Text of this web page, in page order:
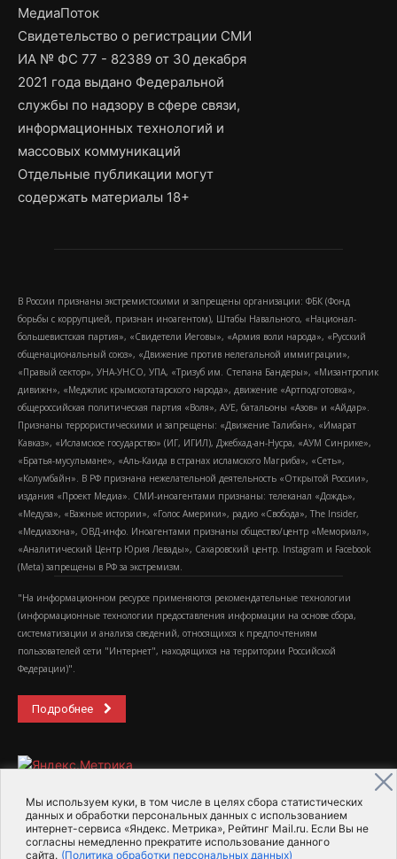
Мы используем куки, в том числе в целях сбора статистических
данных и обработки персональных данных с использованием
интернет-сервиса «Яндекс. Метрика», Рейтинг Mail.ru. Если Вы не
согласны немедленно прекратите использование данного
сайта. (Политика обработки персональных данных)
МедиаПоток
Свидетельство о регистрации СМИ
ИА № ФС 77 - 82389 от 30 декабря
2021 года выдано Федеральной
службы по надзору в сфере связи,
информационных технологий и
массовых коммуникаций
Отдельные публикации могут
содержать материалы 18+
В России признаны экстремистскими и запрещены организации: ФБК (Фонд
борьбы с коррупцией, признан иноагентом), Штабы Навального, «Национал-
большевистская партия», «Свидетели Иеговы», «Армия воли народа», «Русский
общенациональный союз», «Движение против нелегальной иммиграции»,
«Правый сектор», УНА-УНСО, УПА, «Тризуб им. Степана Бандеры», «Мизантропик
дивижн», «Меджлис крымскотатарского народа», движение «Артподготовка»,
общероссийская политическая партия «Воля», АУЕ, батальоны «Азов» и «Айдар».
Признаны террористическими и запрещены: «Движение Талибан», «Имарат
Кавказ», «Исламское государство» (ИГ, ИГИЛ), Джебхад-ан-Нусра, «АУМ Синрике»,
«Братья-мусульмане», «Аль-Каида в странах исламского Магриба», «Сеть»,
«Колумбайн». В РФ признана нежелательной деятельность «Открытой России»,
издания «Проект Медиа». СМИ-иноагентами признаны: телеканал «Дождь»,
«Медуза», «Важные истории», «Голос Америки», радио «Свобода», The Insider,
«Медиазона», ОВД-инфо. Иноагентами признаны общество/центр «Мемориал»,
«Аналитический Центр Юрия Левады», Сахаровский центр. Instagram и Facebook
(Metа) запрещены в РФ за экстремизм.
"На информационном ресурсе применяются рекомендательные технологии
(информационные технологии предоставления информации на основе сбора,
систематизации и анализа сведений, относящихся к предпочтениям
пользователей сети "Интернет", находящихся на территории Российской
Федерации)".
Подробнее
2015-2026- Информационное агентство МедиаПоток